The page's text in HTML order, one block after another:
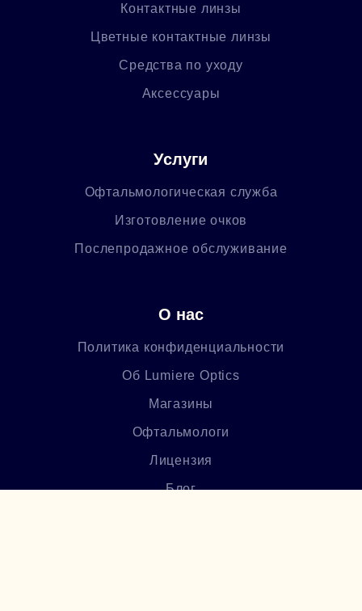
Контактные линзы
Цветные контактные линзы
Средства по уходу
Аксессуары
Услуги
Офтальмологическая служба
Изготовление очков
Послепродажное обслуживание
О нас
Политика конфиденциальности
Об Lumiere Optics
Магазины
Офтальмологи
Лицензия
Блог